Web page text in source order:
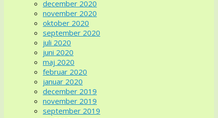
december 2020
november 2020
oktober 2020
september 2020
juli 2020
juni 2020
maj 2020
februar 2020
januar 2020
december 2019
november 2019
september 2019